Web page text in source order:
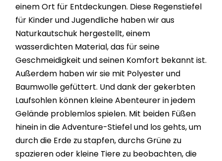
einem Ort für Entdeckungen. Diese Regenstiefel
für Kinder und Jugendliche haben wir aus
Naturkautschuk hergestellt, einem
wasserdichten Material, das für seine
Geschmeidigkeit und seinen Komfort bekannt ist.
Außerdem haben wir sie mit Polyester und
Baumwolle gefüttert. Und dank der gekerbten
Laufsohlen können kleine Abenteurer in jedem
Gelände problemlos spielen. Mit beiden Füßen
hinein in die Adventure-Stiefel und los gehts, um
durch die Erde zu stapfen, durchs Grüne zu
spazieren oder kleine Tiere zu beobachten, die